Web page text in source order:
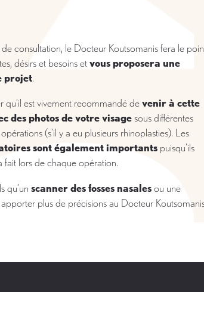
consultation, le Docteur Koutsomanis fera le
désirs et besoins etvous proposera une
projet.
qu’il est vivement recommandé devenir à cette
des photos de votre visagesous différentes
(s’il y a eu plusieurs rhinoplasties). Les
sont également importants puisqu’ils
lors de chaque opération.
qu’un scanner des fosses nasalesou une
plus de précisions au Docteur